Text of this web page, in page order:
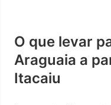
O que levar
Araguaia a
Itacaiu